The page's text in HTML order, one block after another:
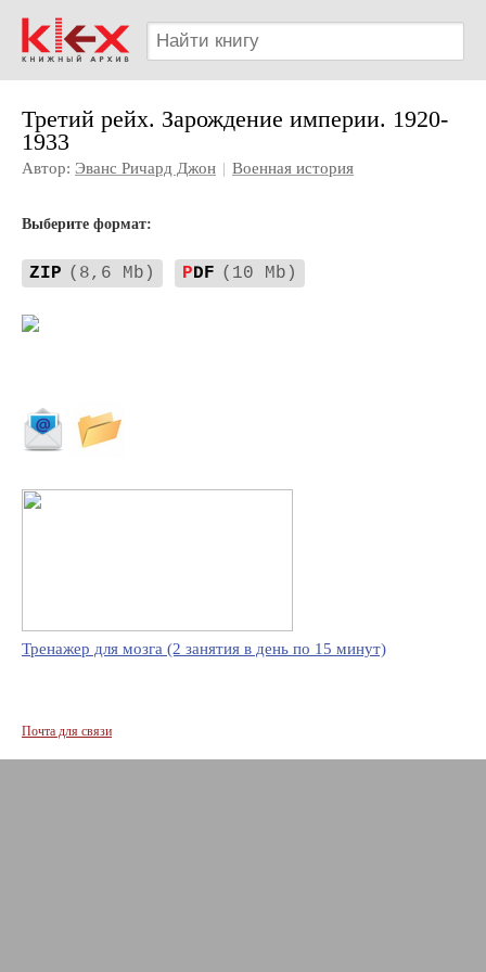
Третий рейх. Зарождение империи. 1920-
1933
Автор: Эванс Ричард Джон | Военная история
Выберите формат:
ZIP (8,6 Mb) PDF (10 Mb)
Тренажер для мозга (2 занятия в день по 15 минут)
Почта для связи